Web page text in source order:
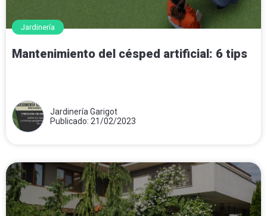
Jardinería
Mantenimiento del césped artificial: 6 tips
Jardinería Garigot
Publicado: 21/02/2023